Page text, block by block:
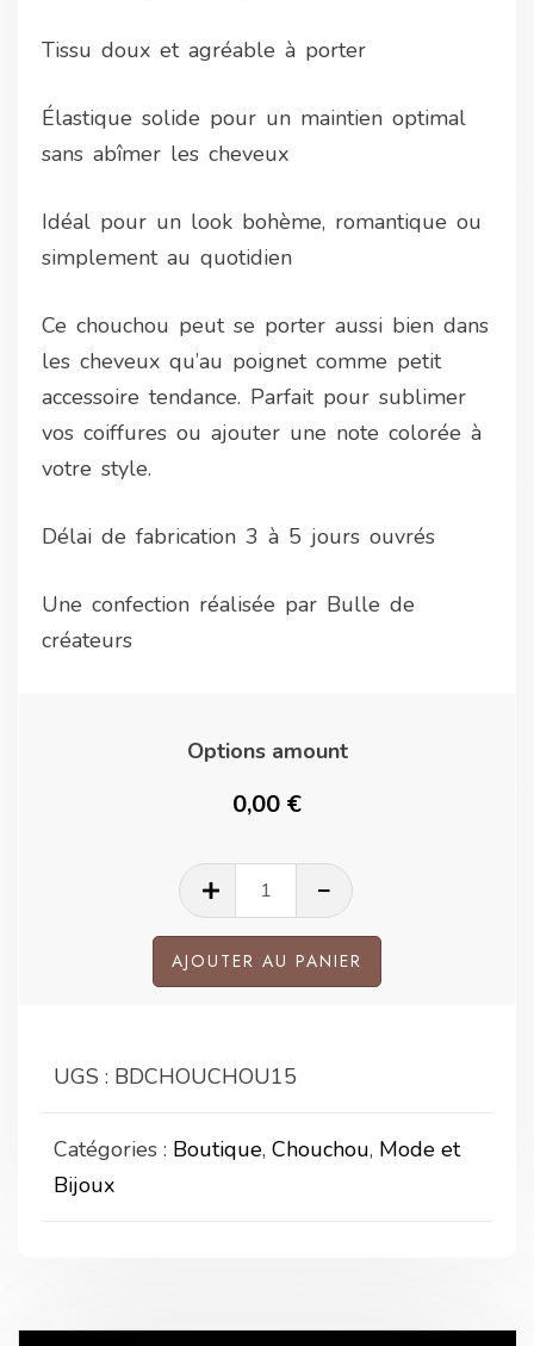
Tissu doux et agréable à porter
Élastique solide pour un maintien optimal
sans abîmer les cheveux
Idéal pour un look bohème, romantique ou
simplement au quotidien
Ce chouchou peut se porter aussi bien dans
les cheveux qu’au poignet comme petit
accessoire tendance. Parfait pour sublimer
vos coiffures ou ajouter une note colorée à
votre style.
Délai de fabrication 3 à 5 jours ouvrés
Une confection réalisée par Bulle de
créateurs
Options amount
0,00 €
quantité
de
Chouchou
blanc
AJOUTER AU PANIER
UGS : BDCHOUCHOU15
Catégories : Boutique, Chouchou, Mode et
Bijoux